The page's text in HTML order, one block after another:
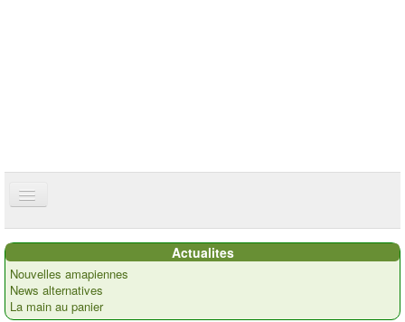
Accueil
Présentation
Actualités
Actualites
Nouvelles amapiennes
News alternatives
La main au panier